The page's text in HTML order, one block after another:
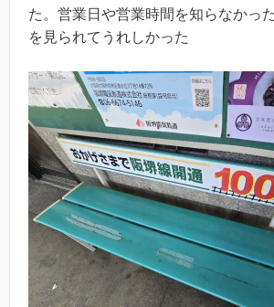
た。営業日や営業時間を知らなかっ
を見られてうれしかった